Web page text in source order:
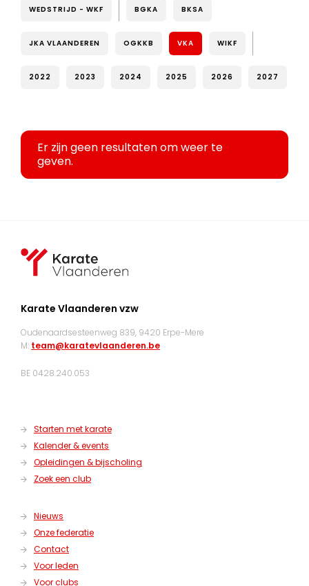
WEDSTRIJD - WKF BGKA BKSA
JKA VLAANDEREN OGKKB VKA WIKF
2022 2023 2024 2025 2026 2027
Er zijn geen resultaten om weer te
geven.
Karate Vlaanderen vzw
Oudenaardsesteenweg 839, 9420 Erpe-Mere
M: team@karatevlaanderen.be
BE 0428.240.053
Starten met karate
Kalender & events
Opleidingen & bijscholing
Zoek een club
Nieuws
Onze federatie
Contact
Voor leden
Voor clubs